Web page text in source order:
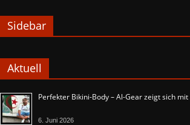
Sidebar
Aktuell
Perfekter Bikini-Body – Al-Gear zeigt sich
6. Juni 2026